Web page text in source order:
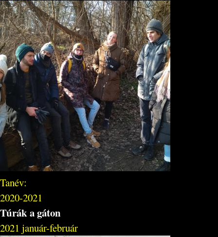
Tanév:
2020-2021
Túrák a gáton
2021 január-február